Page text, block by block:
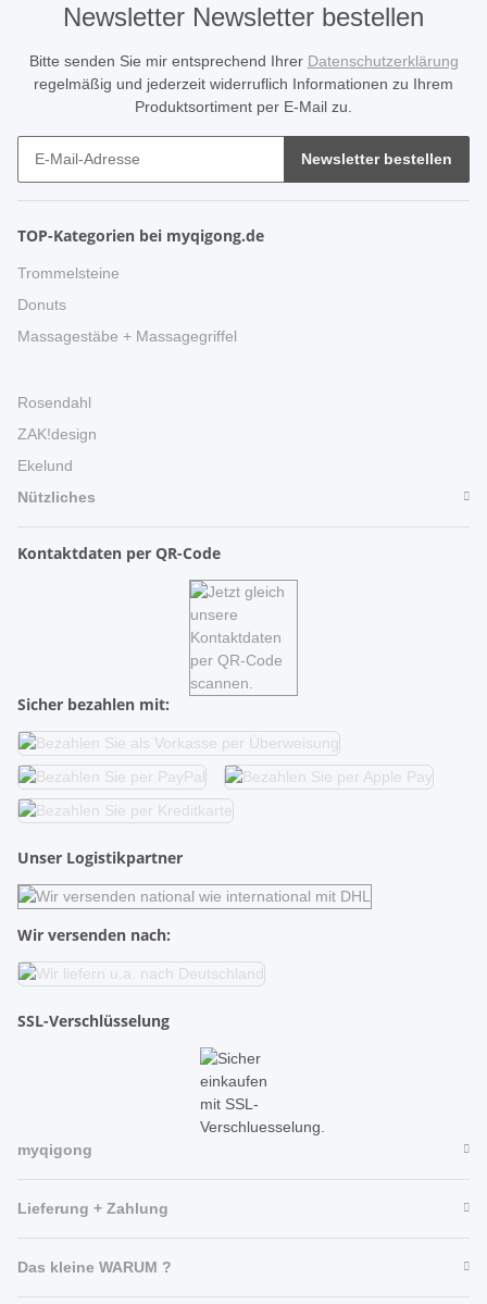
Newsletter Newsletter bestellen
Bitte senden Sie mir entsprechend Ihrer Datenschutzerklärung
regelmäßig und jederzeit widerruflich Informationen zu Ihrem
Produktsortiment per E-Mail zu.
Newsletter bestellen
TOP-Kategorien bei myqigong.de
Trommelsteine
Donuts
Massagestäbe + Massagegriffel
Rosendahl
ZAK!design
Ekelund
Nützliches
Kontaktdaten per QR-Code
Sicher bezahlen mit:
Unser Logistikpartner
Wir versenden nach:
SSL-Verschlüsselung
myqigong
Lieferung + Zahlung
Das kleine WARUM ?